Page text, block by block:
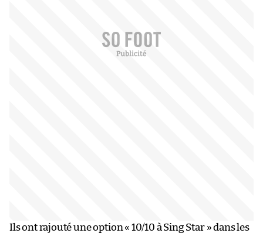
Ils ont rajouté une option « 10/10 à Sing Star » dans les